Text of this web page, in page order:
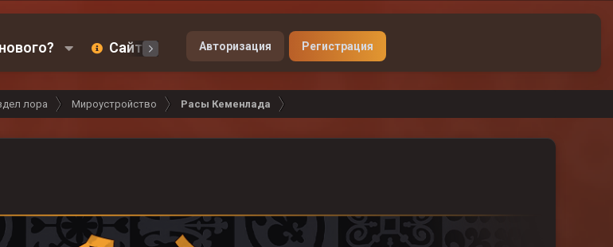
Сайт Карта Донат
Авторизация Регистрация
лора Мироустройство Расы Кеменлада